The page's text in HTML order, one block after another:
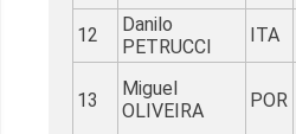
12
Danilo
PETRUCCI
ITA
13
Miguel
OLIVEIRA
POR